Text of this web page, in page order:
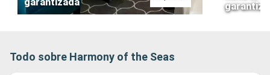
Todo sobre Harmony of the Seas